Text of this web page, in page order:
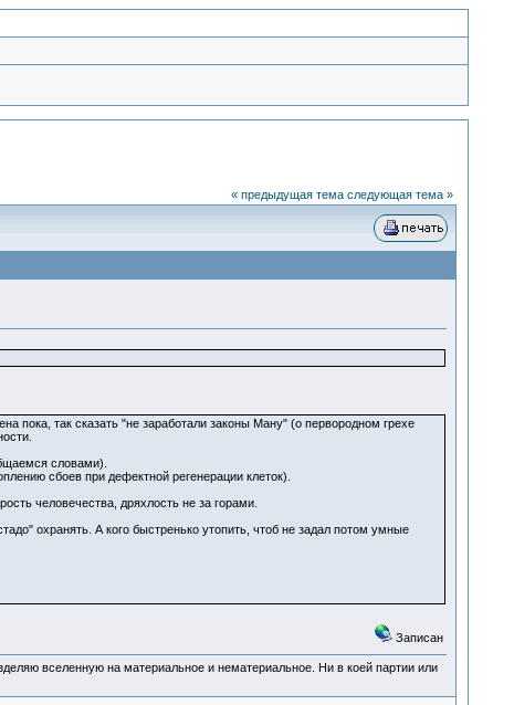
« предыдущая тема следующая тема »
пока, так сказать "не заработали законы Ману" (о первородном грехе
словами).
сбоев при дефектной регенерации клеток).
человечества, дряхлость не за горами.
охранять. А кого быстренько утопить, чтоб не задал потом умные
Записан
вселенную на материальное и нематериальное. Ни в коей партии или